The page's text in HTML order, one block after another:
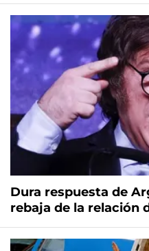
Dura respuesta de
rebaja de la relación